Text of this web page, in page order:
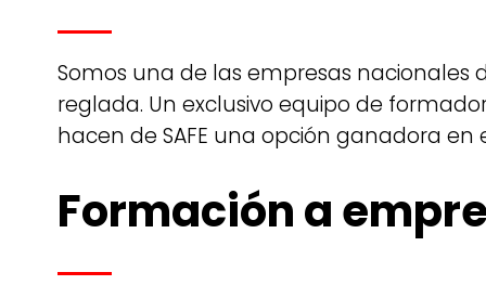
Somos una de las empresas
reglada. Un exclusivo equipo de
hacen de SAFE una opción ganadora en
Formación a